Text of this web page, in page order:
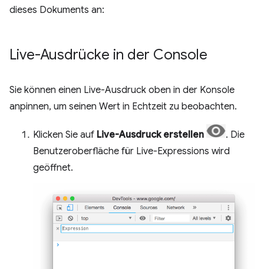
dieses Dokuments an:
Live-Ausdrücke in der Console
Sie können einen Live-Ausdruck oben in der Konsole
anpinnen, um seinen Wert in Echtzeit zu beobachten.
Klicken Sie auf Live-Ausdruck erstellen
. Die
Benutzeroberfläche für Live-Expressions wird
geöffnet.